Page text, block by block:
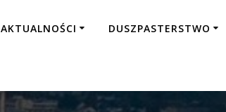
AKTUALNOŚCI DUSZPASTERSTWO